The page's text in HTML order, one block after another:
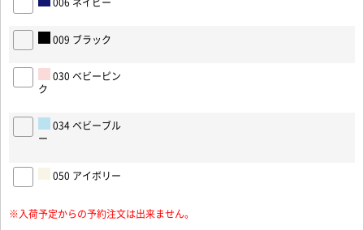
006 ネイビー
009 ブラック
030 ベビーピン
ク
034 ベビーブル
ー
050 アイボリー
※入荷予定からの予約注文は出来ません。